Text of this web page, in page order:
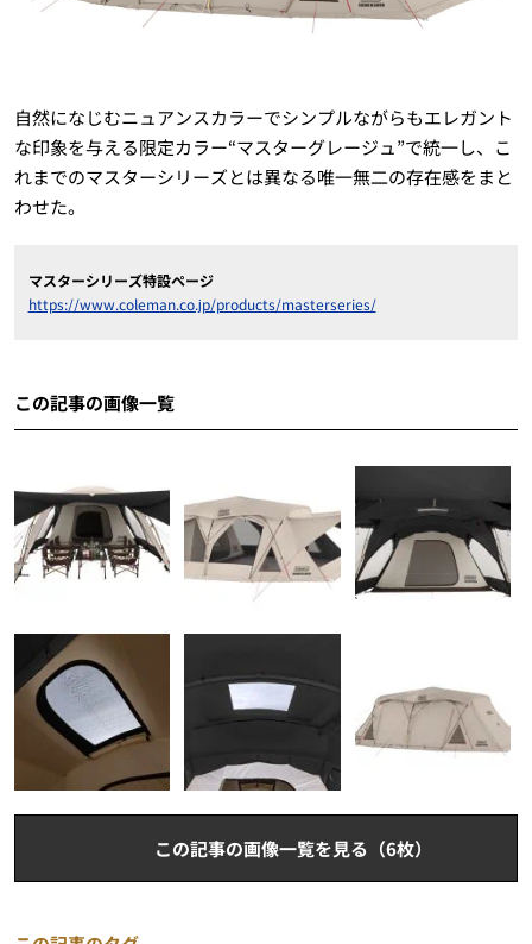
自然になじむニュアンスカラーでシンプルながらもエレガント
な印象を与える限定カラー“マスターグレージュ”で統一し、こ
れまでのマスターシリーズとは異なる唯一無二の存在感をまと
わせた。
マスターシリーズ特設ページ
https://www.coleman.co.jp/products/masterseries/
この記事の画像一覧
この記事の画像一覧を見る（6枚）